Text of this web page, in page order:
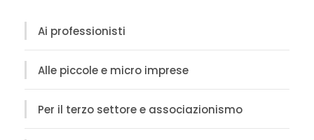
Ai professionisti
Alle piccole e micro imprese
Per il terzo settore e associazionismo